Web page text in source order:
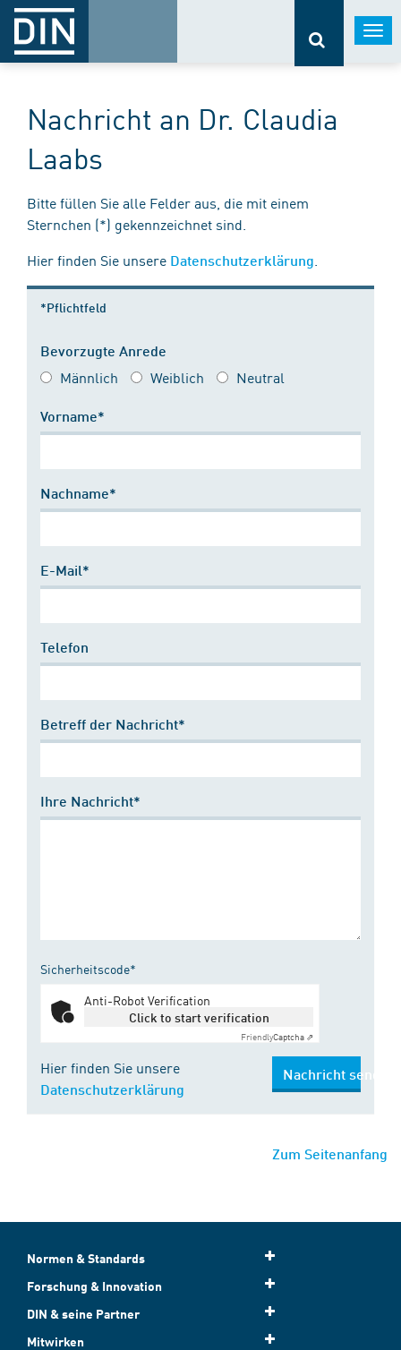
Nachricht an Dr. Claudia
Laabs
Bitte füllen Sie alle Felder aus, die mit einem
Sternchen (*) gekennzeichnet sind.
Hier finden Sie unsere Datenschutzerklärung
*Pflichtfeld
Bevorzugte Anrede
Männlich Weiblich Neutral
Vorname*
Nachname*
E-Mail*
Telefon
Betreff der Nachricht*
Ihre Nachricht*
Sicherheitscode*
Anti-Robot Verification
Click to start verification
FriendlyCaptcha ⇗
Hier finden Sie unsere
Datenschutzerklärung
Nachricht senden
Zum Seitenanfang
Normen & Standards
Forschung & Innovation
DIN & seine Partner
Mitwirken